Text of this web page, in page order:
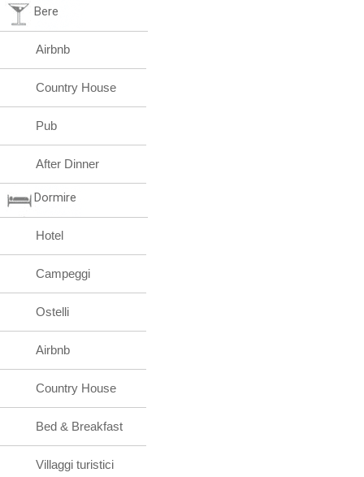
Bere
Airbnb
Country House
Pub
After Dinner
Dormire
Hotel
Campeggi
Ostelli
Airbnb
Country House
Bed & Breakfast
Villaggi turistici